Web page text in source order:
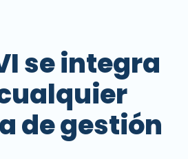
se integra
de gestión